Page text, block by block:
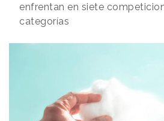
enfrentan en siete
categorías